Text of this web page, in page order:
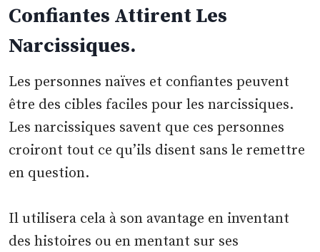
Confiantes Attirent Les
Narcissiques.
Les personnes naïves et confiantes peuvent
être des cibles faciles pour les narcissiques.
Les narcissiques savent que ces personnes
croiront tout ce qu’ils disent sans le remettre
en question.
Il utilisera cela à son avantage en inventant
des histoires ou en mentant sur ses